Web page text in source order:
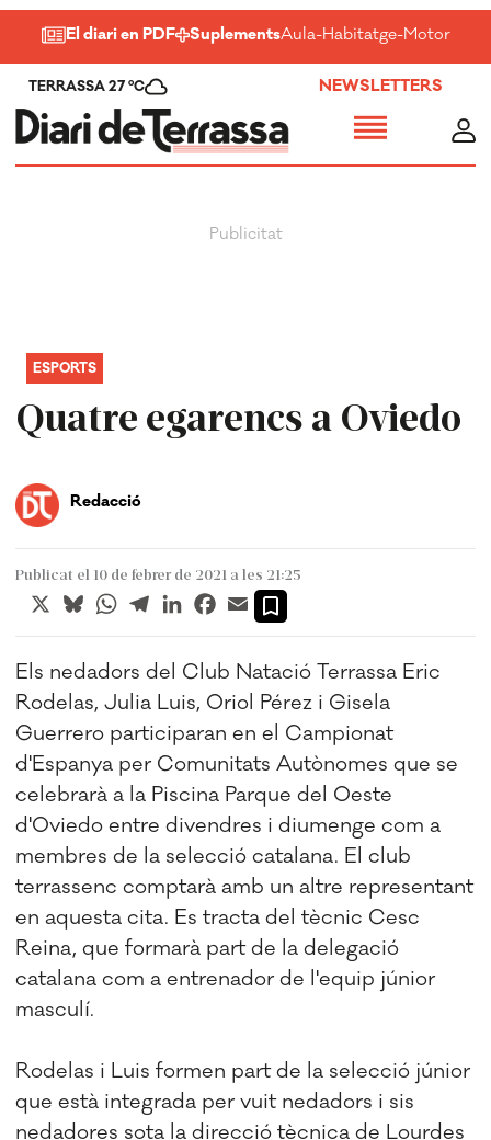
El diari en PDF SuplementsAula-Habitatge-Motor-
TERRASSA 27 ºC NEWSLETTERS
Quatre egarencs a Oviedo
ESPORTS
Redacció
Publicat el 10 de febrer de 2021 a les 21:25
X BlueskyWhatsApp
TelegramLinkedInFacebook
Email
Els nedadors del Club Natació Terrassa Eric
Rodelas, Julia Luis, Oriol Pérez i Gisela
Guerrero participaran en el Campionat
d'Espanya per Comunitats Autònomes que se
celebrarà a la Piscina Parque del Oeste
d'Oviedo entre divendres i diumenge com a
membres de la selecció catalana. El club
terrassenc comptarà amb un altre representant
en aquesta cita. Es tracta del tècnic Cesc
Reina, que formarà part de la delegació
catalana com a entrenador de l'equip júnior
masculí.
Rodelas i Luis formen part de la selecció júnior
que està integrada per vuit nedadors i sis
nedadores sota la direcció tècnica de Lourdes